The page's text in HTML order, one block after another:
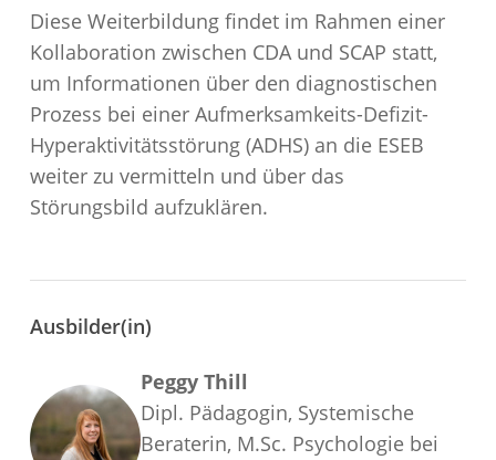
Diese Weiterbildung findet im Rahmen einer
Kollaboration zwischen CDA und SCAP statt,
um Informationen über den diagnostischen
Prozess bei einer Aufmerksamkeits-Defizit-
Hyperaktivitätsstörung (ADHS) an die ESEB
weiter zu vermitteln und über das
Störungsbild aufzuklären.
Ausbilder(in)
Peggy Thill
Dipl. Pädagogin, Systemische
Beraterin, M.Sc. Psychologie bei